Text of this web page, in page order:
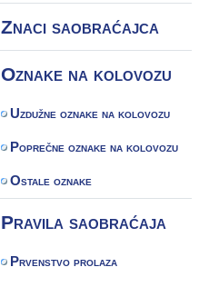
Znaci saobraćajca
Oznake na kolovozu
Uzdužne oznake na kolovozu
Poprečne oznake na kolovozu
Ostale oznake
Pravila saobraćaja
Prvenstvo prolaza